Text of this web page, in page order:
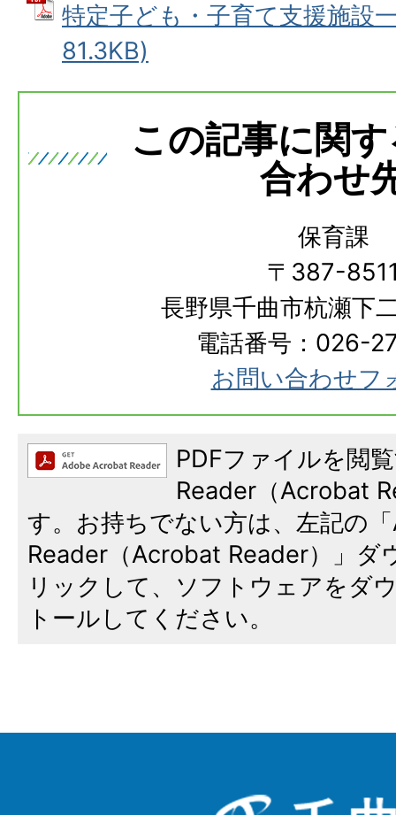
特定子ども・子育て支援施設
81.3KB)
この記事に関
合わせ
保育課
〒387-
長野県千曲市杭瀬下
電話番号：026-
お問い合わせフ
PDFファイルを閲
Reader（Acrobat
す。お持ちでない方は、左記の
Reader（Acrobat Reader）」ダ
リックして、ソフトウェアをダ
トールしてください。